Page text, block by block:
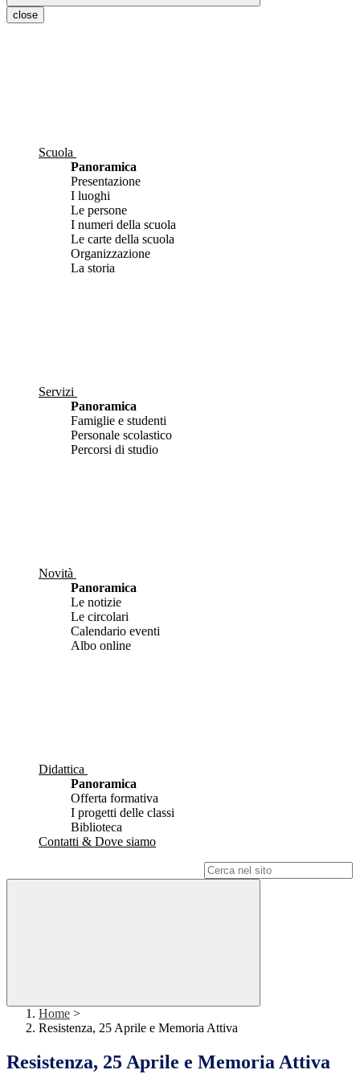
close
Scuola
Panoramica
Presentazione
I luoghi
Le persone
I numeri della scuola
Le carte della scuola
Organizzazione
La storia
Servizi
Panoramica
Famiglie e studenti
Personale scolastico
Percorsi di studio
Novità
Panoramica
Le notizie
Le circolari
Calendario eventi
Albo online
Didattica
Panoramica
Offerta formativa
I progetti delle classi
Biblioteca
Contatti & Dove siamo
Home >
Resistenza, 25 Aprile e Memoria Attiva
Resistenza, 25 Aprile e Memoria Attiva